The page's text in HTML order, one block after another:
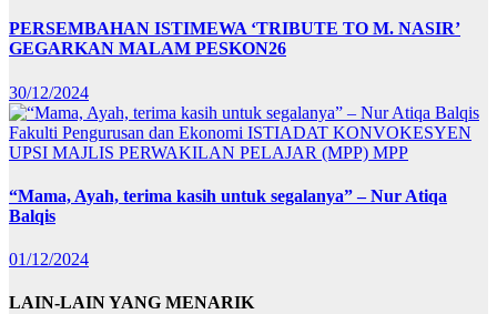
PERSEMBAHAN ISTIMEWA ‘TRIBUTE TO M. NASIR’
GEGARKAN MALAM PESKON26
30/12/2024
Fakulti Pengurusan dan Ekonomi ISTIADAT KONVOKESYEN
UPSI MAJLIS PERWAKILAN PELAJAR (MPP) MPP
“Mama, Ayah, terima kasih untuk segalanya” – Nur Atiqa
Balqis
01/12/2024
LAIN-LAIN YANG MENARIK